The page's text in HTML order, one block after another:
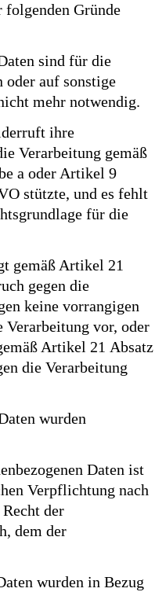
folgenden Gründe
sind für die
oder auf sonstige
mehr notwendig.
ihre
Verarbeitung gemäß
a oder Artikel 9
stützte, und es fehlt
für die
gemäß Artikel 21
gegen die
keine vorrangigen
Verarbeitung vor, oder
Artikel 21 Absatz
die Verarbeitung
wurden
Daten ist
Verpflichtung nach
der
dem der
wurden in Bezug